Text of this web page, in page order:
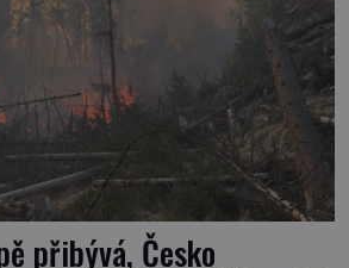
přibývá, Česko